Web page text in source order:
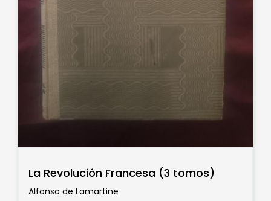
La Revolución Francesa (3 tomos)
Alfonso de Lamartine